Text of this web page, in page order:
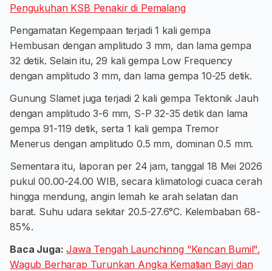
Pengukuhan KSB Penakir di Pemalang
Pengamatan Kegempaan terjadi 1 kali gempa
Hembusan dengan amplitudo 3 mm, dan lama gempa
32 detik. Selain itu, 29 kali gempa Low Frequency
dengan amplitudo 3 mm, dan lama gempa 10-25 detik.
Gunung Slamet juga terjadi 2 kali gempa Tektonik Jauh
dengan amplitudo 3-6 mm, S-P 32-35 detik dan lama
gempa 91-119 detik, serta 1 kali gempa Tremor
Menerus dengan amplitudo 0.5 mm, dominan 0.5 mm.
Sementara itu, laporan per 24 jam, tanggal 18 Mei 2026
pukul 00.00-24.00 WIB, secara klimatologi cuaca cerah
hingga mendung, angin lemah ke arah selatan dan
barat. Suhu udara sekitar 20.5-27.6°C. Kelembaban 68-
85%.
Baca Juga: Jawa Tengah Launchinng "Kencan Bumil",
Wagub Berharap Turunkan Angka Kematian Bayi dan